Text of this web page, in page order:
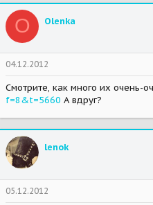
O Olenka
04.12.2012
Смотрите, как много их очень-
f=8&t=5660 А вдруг?
lenok
05.12.2012